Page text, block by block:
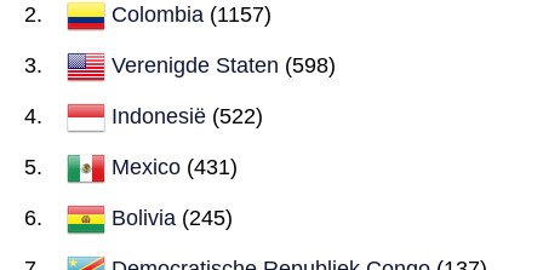
Colombia (1157)
Verenigde Staten (598)
Indonesië (522)
Mexico (431)
Bolivia (245)